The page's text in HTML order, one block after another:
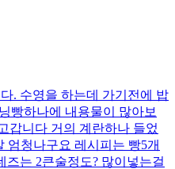
. 수영을 하는데 가기전에 밥
빵하나에 내용물이 많아보
갑니다 거의 계란하나 들었
엄청나구요 레시피는 빵5개
즈는 2큰술정도? 많이넣는걸